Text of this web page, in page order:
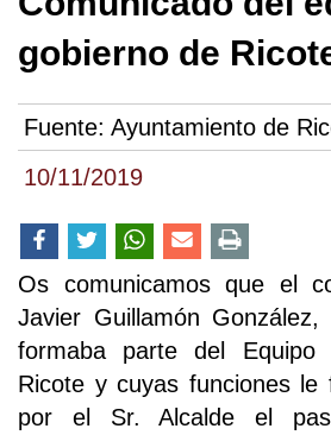
10/11/2019
gobierno de
Fuente: Ayuntamiento de
Os comunicamos que el
Javier Guillamón
formaba parte del Equipo
Ricote y cuyas funciones le
por el Sr. Alcalde el